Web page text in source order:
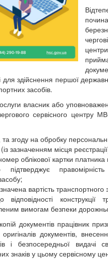
здійснення першої
засобів.
власник або
сервісного центру
та згоду на обробку
зазначенням місця
облікової картки платника
вартість транспортного
конструкції
вимогам безпеки
документів працівник
документів,
і безпосередньої видачі
знаків у цьому сервісному